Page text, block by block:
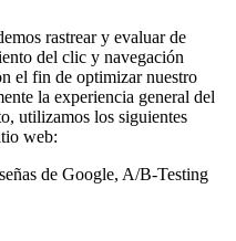
rastrear y evaluar de
del clic y navegación
el fin de optimizar nuestro
la experiencia general del
utilizamos los siguientes
web:
de Google, A/B-Testing